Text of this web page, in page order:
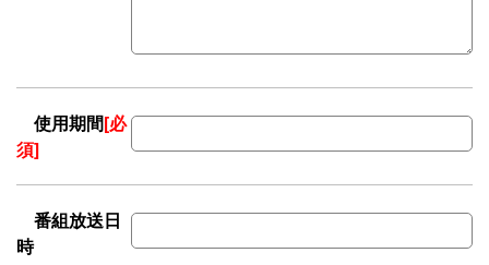
使用期間[必
須]
番組放送日
時